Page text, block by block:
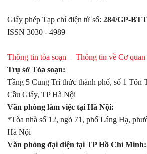
Giấy phép Tạp chí điện tử số: 284/GP-
ISSN 3030 - 4989
Thông tin tòa soạn | Thông tin về Cơ quan
Trụ sở Tòa soạn:
Tầng 5 Cung Trí thức thành phố, số 1 Tôn
Cầu Giấy, TP Hà Nội
Văn phòng làm việc tại Hà Nội:
*Tòa nhà số 12, ngõ 71, phố Láng Hạ,
Hà Nội
Văn phòng đại diện tại TP Hồ Chí Minh: